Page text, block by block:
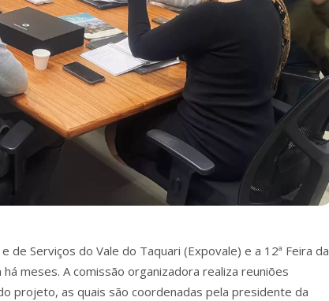
Serviços do Vale do Taquari (Expovale) e a 12ª Feira da
meses. A comissão organizadora realiza reuniões
projeto, as quais são coordenadas pela presidente da